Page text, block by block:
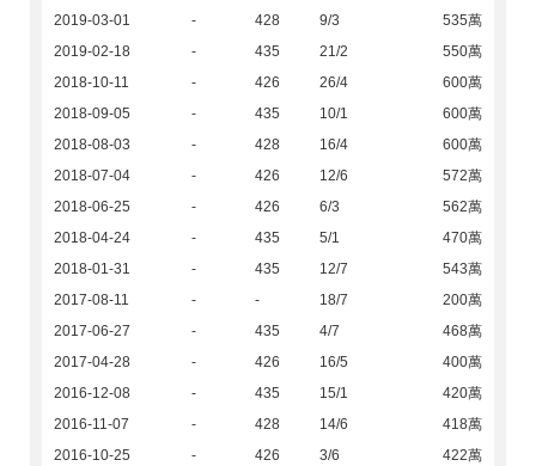
2019-03-01
- 428 9/3
535萬
2019-02-18
- 435 21/2
550萬
2018-10-11
- 426 26/4
600萬
2018-09-05
- 435 10/1
600萬
2018-08-03
- 428 16/4
600萬
2018-07-04
- 426 12/6
572萬
2018-06-25
- 426 6/3
562萬
2018-04-24
- 435 5/1
470萬
2018-01-31
- 435 12/7
543萬
2017-08-11
- - 18/7
200萬
2017-06-27
- 435 4/7
468萬
2017-04-28
- 426 16/5
400萬
2016-12-08
- 435 15/1
420萬
2016-11-07
- 428 14/6
418萬
2016-10-25
- 426 3/6
422萬